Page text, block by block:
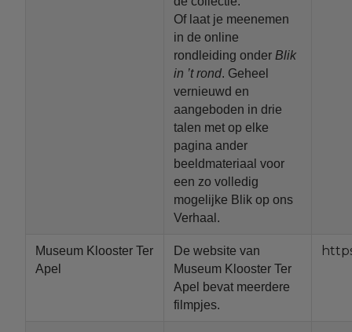
Of laat je meenemen
in de online
rondleiding onder Blik
in ’t rond. Geheel
vernieuwd en
aangeboden in drie
talen met op elke
pagina ander
beeldmateriaal voor
een zo volledig
mogelijke Blik op ons
Verhaal.
Museum Klooster Ter
Apel
De website van
Museum Klooster Ter
Apel bevat meerdere
filmpjes.